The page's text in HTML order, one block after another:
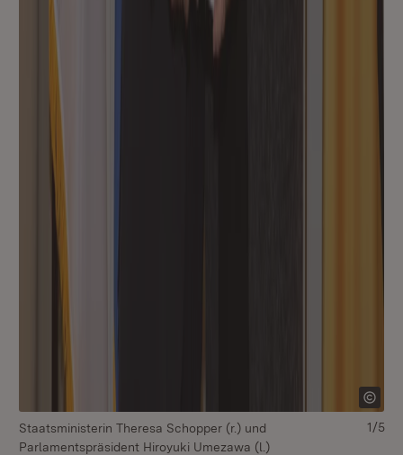
Staatsministerin Theresa Schopper (r.) und
Parlamentspräsident Hiroyuki Umezawa (l.)
1/5